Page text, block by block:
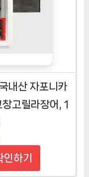
내산 자포니카
고릴라장어, 1
하기